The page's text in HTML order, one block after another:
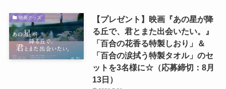
映画グッズ
【プレゼント】映画『あの星が降
る丘で、君とまた出会いたい。』
「百合の花香る特製しおり」＆
「百合の涙拭う特製タオル」のセ
ットを3名様に☆（応募締切：8月
13日）